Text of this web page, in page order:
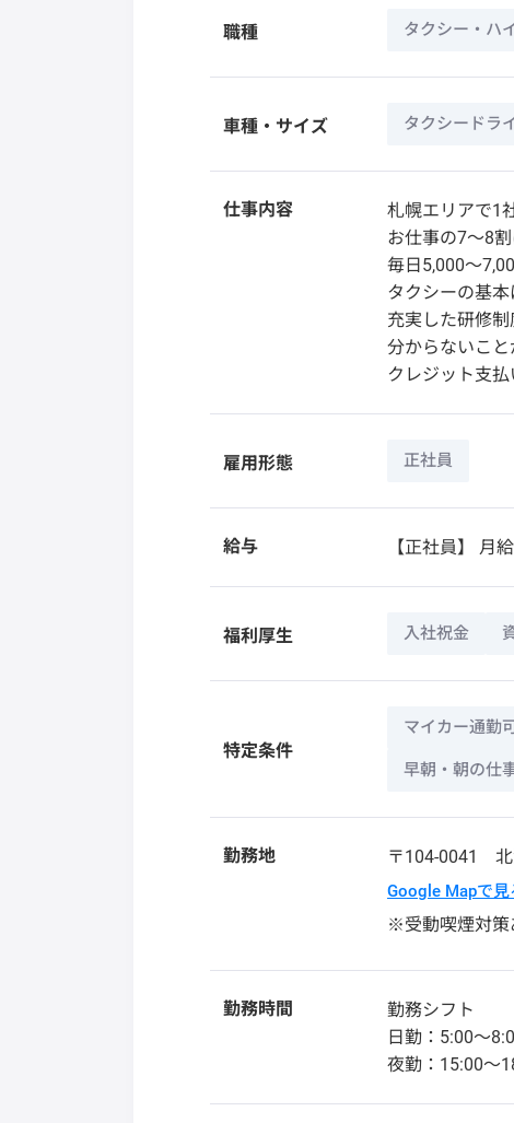
職種 タクシー・ハ
車種・サイズ タクシードラ
仕事内容
札幌エリアで1
お仕事の7〜8割
毎日5,000〜
タクシーの基本
充実した研修
分からないこと
クレジット支払
雇用形態 正社員
給与 【正社員】 月
福利厚生 入社祝金
特定条件
マイカー通勤
早朝・朝の仕
勤務地 〒104-0041
Google Mapで見
※受動喫煙対策
勤務時間
勤務シフト
日勤：5:00〜
夜勤：15:00〜